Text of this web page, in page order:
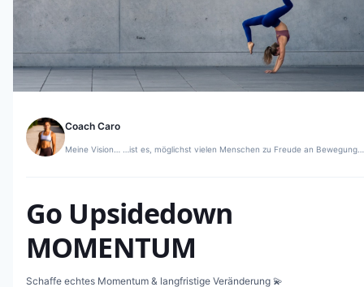
Coach Caro
Meine Vision… …ist es, möglichst vielen Menschen zu Freude an Bewegung
Sportwissenschaften (TUM) M.Sc. Sportphysiologie & Sporttherapie (JLU)
Functional Training A Lizenz (Sportlereiakademie)
Go Upsidedown
MOMENTUM
Schaffe echtes Momentum & langfristige Veränderung 💫